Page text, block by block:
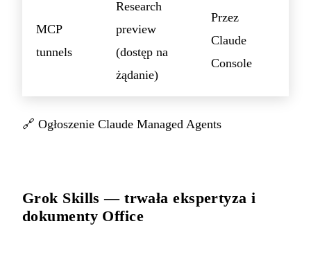
MCP
tunnels
Research
preview
(dostęp na
żądanie)
Przez
Claude
Console
🔗 Ogłoszenie Claude Managed Agents
Grok Skills — trwała ekspertyza i
dokumenty Office